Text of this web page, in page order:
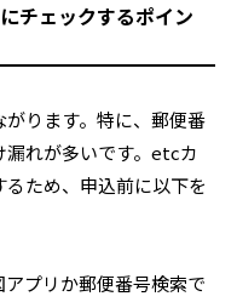
チェックするポイン
ります。特に、郵便番
れが多いです。etcカ
ため、申込前に以下を
アプリか郵便番号検索で